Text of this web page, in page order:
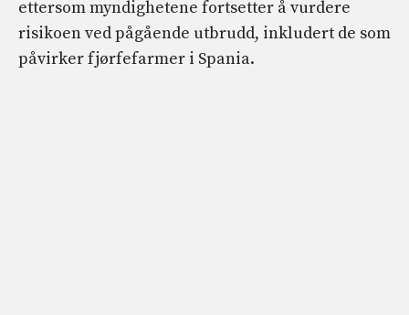
ettersom myndighetene fortsetter å vurdere
risikoen ved pågående utbrudd, inkludert de som
påvirker fjørfefarmer i Spania.